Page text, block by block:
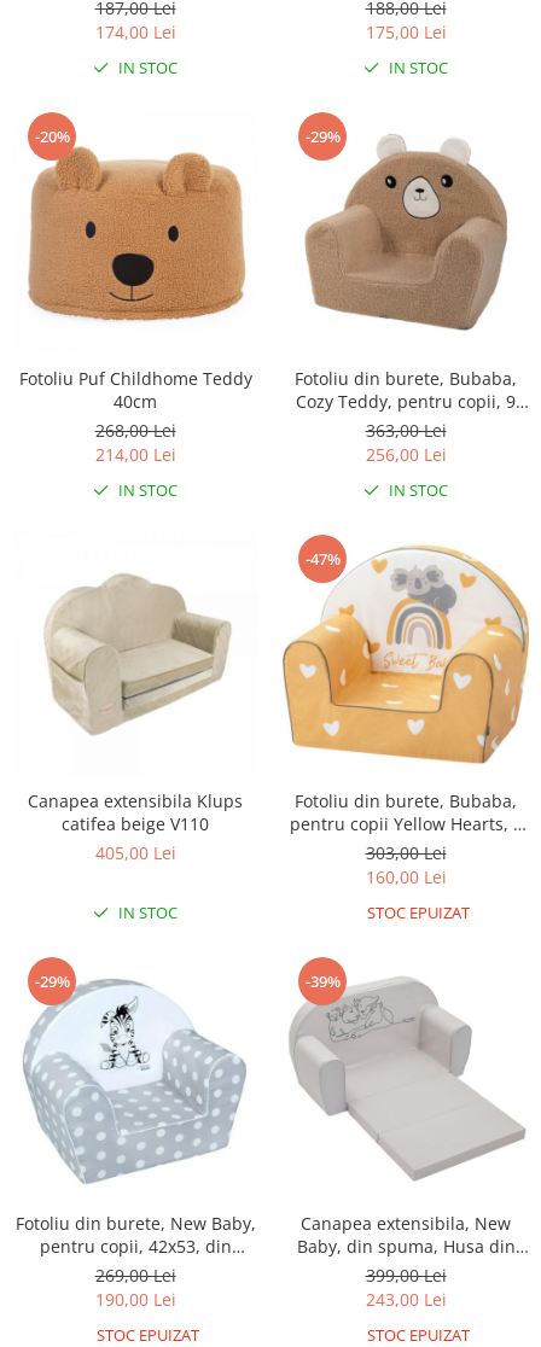
Lampi de veghe
187,00 Lei
174,00 Lei
IN STOC
188,00 Lei
175,00 Lei
IN STOC
-20%
Fotoliu Puf Childhome Teddy
40cm
268,00 Lei
214,00 Lei
IN STOC
-29%
Fotoliu din burete, Bubaba,
Cozy Teddy, pentru copii, 9
luni-5 ani, Brown
363,00 Lei
256,00 Lei
IN STOC
Canapea extensibila Klups
catifea beige V110
405,00 Lei
IN STOC
-47%
Fotoliu din burete, Bubaba,
pentru copii Yellow Hearts, 9
luni - 5 ani, cu Husa
detasabila
303,00 Lei
160,00 Lei
STOC EPUIZAT
-29%
Fotoliu din burete, New Baby,
pentru copii, 42x53, din
spuma, cu husa din bumbac,
9 luni - 5 ani, Zebra Grey
269,00 Lei
190,00 Lei
STOC EPUIZAT
-39%
Canapea extensibila, New
Baby, din spuma, Husa din
bumbac certificat Oeko-Tex
Standard 100, 42x78x35 cm, 9
luni-5 ani, Lion
399,00 Lei
243,00 Lei
STOC EPUIZAT